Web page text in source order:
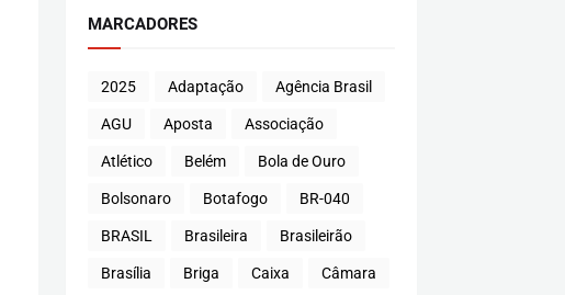
MARCADORES
2025 Adaptação Agência Brasil
AGU Aposta Associação
Atlético Belém Bola de Ouro
Bolsonaro Botafogo BR-040
BRASIL Brasileira Brasileirão
Brasília Briga Caixa Câmara